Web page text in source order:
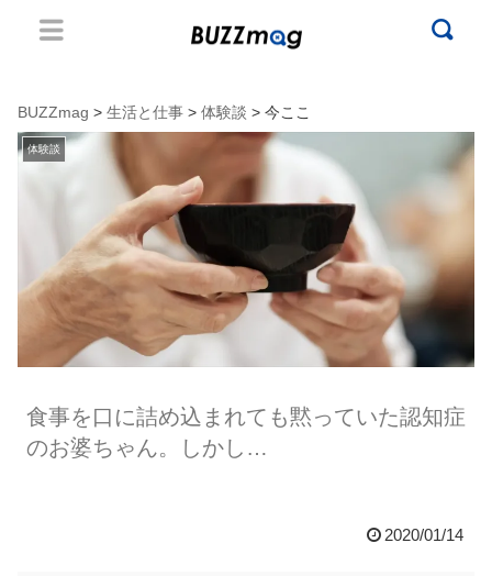
BUZZmag > 生活と仕事 > 体験談 > 今ここ
体験談
食事を口に詰め込まれても黙っていた認知症
のお婆ちゃん。しかし…
2020/01/14